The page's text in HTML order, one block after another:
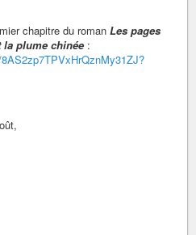
chapitre du roman Les pages
la plume chinée :